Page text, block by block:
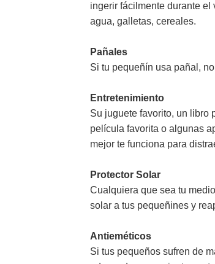
ingerir fácilmente durante el
agua, galletas, cereales.
Pañales
Si tu pequeñín usa pañal,
Entretenimiento
Su juguete favorito, un libro
película favorita o algunas
mejor te funciona para
Protector Solar
Cualquiera que sea tu
solar a tus pequeñines y
Antieméticos
Si tus pequeños sufren de